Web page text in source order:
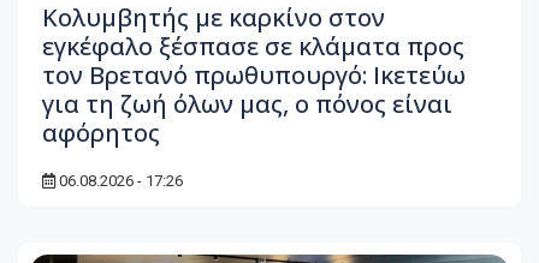
Κολυμβητής με καρκίνο στον
εγκέφαλο ξέσπασε σε κλάματα προς
τον Βρετανό πρωθυπουργό: Ικετεύω
για τη ζωή όλων μας, ο πόνος είναι
αφόρητος
06.08.2026 - 17:26